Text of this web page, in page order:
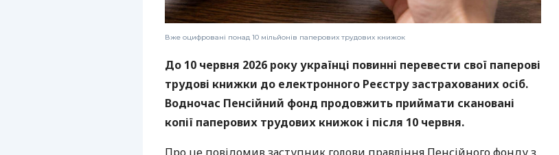
Вже оцифровані понад 10 мільйонів паперових трудових книжок
До 10 червня 2026 року українці повинні перевести свої паперові
трудові книжки до електронного Реєстру застрахованих осіб.
Водночас Пенсійний фонд продовжить приймати скановані
копії паперових трудових книжок і після 10 червня.